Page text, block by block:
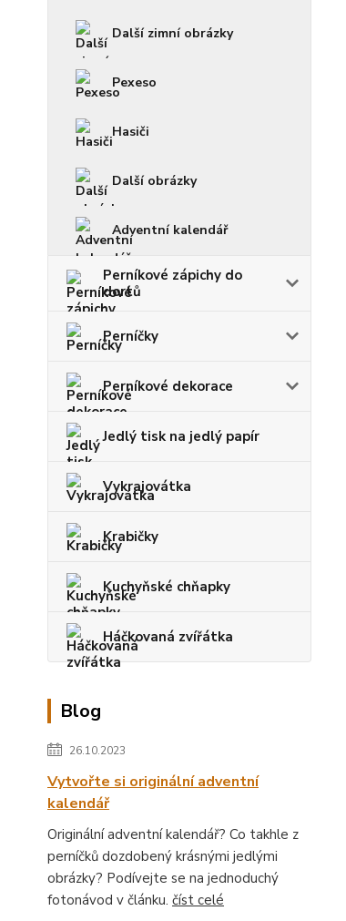
Další zimní obrázky
Pexeso
Hasiči
Další obrázky
Adventní kalendář
Perníkové zápichy do
dortů
Perníčky
Perníkové dekorace
Jedlý tisk na jedlý papír
Vykrajovátka
Krabičky
Kuchyňské chňapky
Háčkovaná zvířátka
Blog
26.10.2023
Vytvořte si originální adventní
kalendář
Originální adventní kalendář? Co takhle z
perníčků dozdobený krásnými jedlými
obrázky? Podívejte se na jednoduchý
fotonávod v článku. číst celé